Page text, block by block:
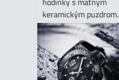
keramickým puzdrom.